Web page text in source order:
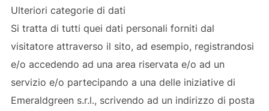
Ulteriori categorie di dati
Si tratta di tutti quei dati personali forniti dal
visitatore attraverso il sito, ad esempio, registrandosi
e/o accedendo ad una area riservata e/o ad un
servizio e/o partecipando a una delle iniziative di
Emeraldgreen s.r.l., scrivendo ad un indirizzo di posta